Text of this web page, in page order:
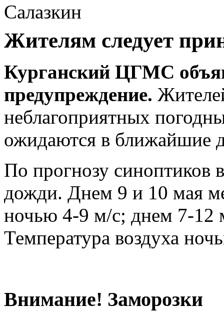
Салазкин
Жителям следует
Курганский ЦГМС
предупреждение.
неблагоприятных
ожидаются в ближайшие
По прогнозу синоптиков
дожди. Днем 9 и 10 мая
ночью 4-9 м/с; днем 7-12
Температура воздуха
Внимание! Заморозки